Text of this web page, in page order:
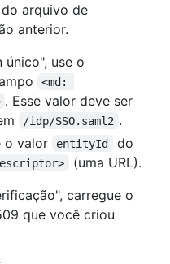
arquivo de
anterior.
único", use o
<md:
. Esse valor deve ser
/idp/SSO.saml2 .
o valor
entityId
do
(uma URL).
carregue o
que você criou